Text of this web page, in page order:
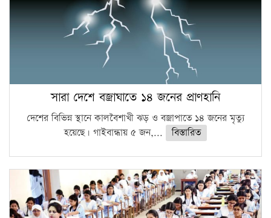
সারা দেশে বজ্রাঘাতে ১৪ জনের প্রাণহানি
দেশের বিভিন্ন স্থানে কালবৈশাখী ঝড় ও বজ্রাপাতে ১৪ জনের মৃত্যু
হয়েছে। গাইবান্ধায় ৫ জন,...
বিস্তারিত